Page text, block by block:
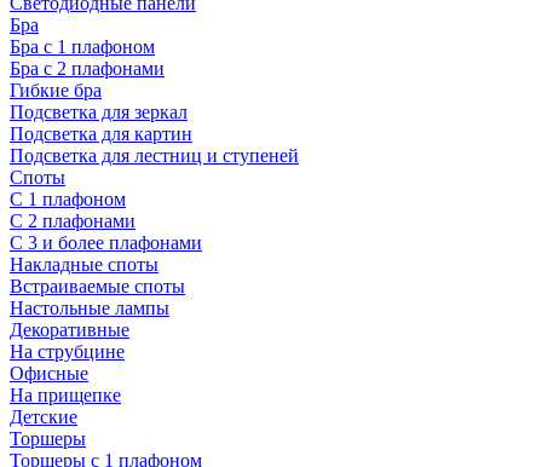
Бра
Бра с 1 плафоном
Бра с 2 плафонами
Гибкие бра
Подсветка для зеркал
Подсветка для картин
Подсветка для лестниц и ступеней
Споты
С 1 плафоном
С 2 плафонами
С 3 и более плафонами
Накладные споты
Встраиваемые споты
Настольные лампы
Декоративные
На струбцине
Офисные
На прищепке
Детские
Торшеры
Торшеры с 1 плафоном